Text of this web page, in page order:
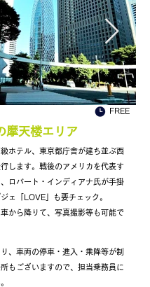
FREE
摩天楼エリア
ホテル、東京都庁舎が建ち並ぶ西
します。戦後のアメリカを代表す
ロバート・インディアナ氏が手掛
ェ「LOVE」も要チェック。
から降りて、写真撮影等も可能で
、車両の停車・進入・乗降等が制
もございますので、担当乗務員に